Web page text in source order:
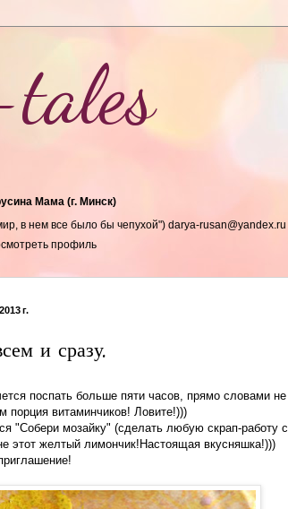
Мама (г. Минск)
в нем все было бы чепухой") darya-rusan@yandex.ru
профиль
г.
и сразу.
поспать больше пяти часов, прямо словами не
порция витаминчиков! Ловите!)))
"Собери мозайку" (сделать любую скрап-работу с
этот желтый лимончик!Настоящая вкусняшка!)))